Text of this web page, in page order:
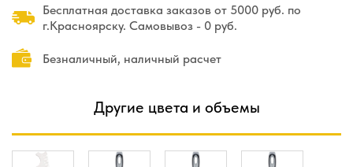
Бесплатная доставка заказов от 5000 руб. по
г.Красноярску. Самовывоз - 0 руб.
Безналичный, наличный расчет
Другие цвета и объемы